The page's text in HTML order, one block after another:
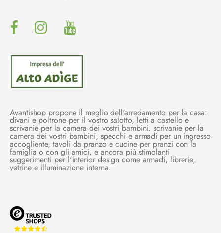
Avantishop propone il meglio dell'arredamento per la casa:
divani e poltrone per il vostro salotto, letti a castello e
scrivanie per la camera dei vostri bambini. scrivanie per la
camera dei vostri bambini, specchi e armadi per un ingresso
accogliente, tavoli da pranzo e cucine per pranzi con la
famiglia o con gli amici, e ancora più stimolanti
suggerimenti per l'interior design come armadi, librerie,
vetrine e illuminazione interna.